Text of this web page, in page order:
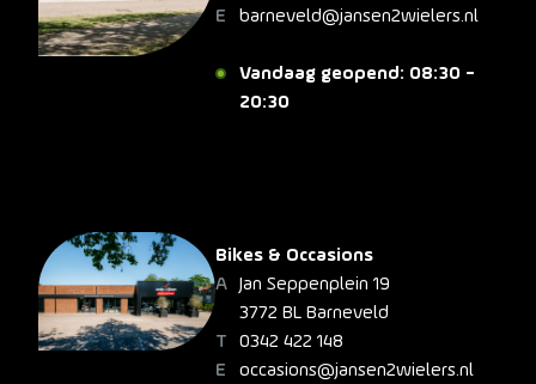
barneveld@jansen2wielers.nl
Vandaag geopend: 08:30 -
20:30
Bikes & Occasions
Jan Seppenplein 19
3772 BL Barneveld
0342 422 148
occasions@jansen2wielers.nl